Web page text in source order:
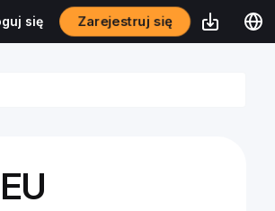
się Zarejestruj się